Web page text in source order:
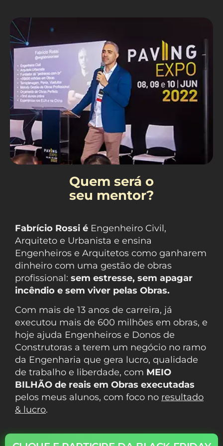
Quem será o
seu mentor?
Fabrício Rossi é Engenheiro Civil,
Arquiteto e Urbanista e ensina
Engenheiros e Arquitetos como ganharem
dinheiro com uma gestão de obras
profissional: sem estresse, sem apagar
incêndio e sem viver pelas Obras.
Com mais de 13 anos de carreira, já
executou mais de 600 milhões em obras, e
hoje ajuda Engenheiros e Donos de
Construtoras a terem um negócio no ramo
da Engenharia que gera lucro, qualidade
de trabalho e liberdade, com MEIO
BILHÃO de reais em Obras executadas
pelos meus alunos, com foco no resultado
& lucro.